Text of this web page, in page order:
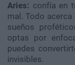
Aries: confía en
mal. Todo
sueños
optas por
puedes
invisibles.